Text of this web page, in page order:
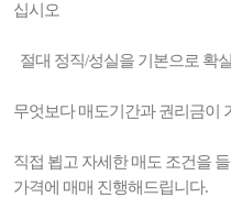
십시오
절대 정직/성실을 기본으로 확
무엇보다 매도기간과 권리금이
직접 뵙고 자세한 매도 조건을
가격에 매매 진행해드립니다.